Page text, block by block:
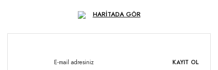
HARİTADA GÖR
KAYIT OL